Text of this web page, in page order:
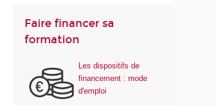
Faire financer sa
formation
Les dispositifs de
financement : mode
d'emploi